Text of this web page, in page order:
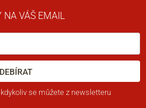
NA VÁŠ EMAIL
se můžete z newsletteru